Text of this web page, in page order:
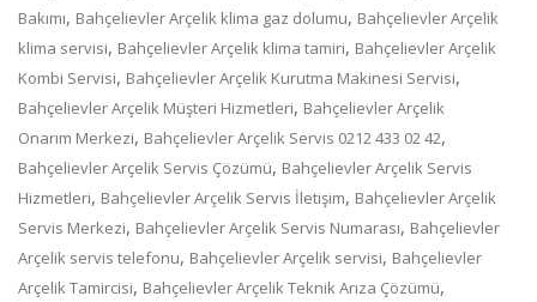
Bakımı, Bahçelievler Arçelik klima gaz dolumu, Bahçelievler Arçelik
klima servisi, Bahçelievler Arçelik klima tamiri, Bahçelievler Arçelik
Kombi Servisi, Bahçelievler Arçelik Kurutma Makinesi Servisi,
Bahçelievler Arçelik Müşteri Hizmetleri, Bahçelievler Arçelik
Onarım Merkezi, Bahçelievler Arçelik Servis 0212 433 02 42,
Bahçelievler Arçelik Servis Çözümü, Bahçelievler Arçelik Servis
Hizmetleri, Bahçelievler Arçelik Servis İletişim, Bahçelievler Arçelik
Servis Merkezi, Bahçelievler Arçelik Servis Numarası, Bahçelievler
Arçelik servis telefonu, Bahçelievler Arçelik servisi, Bahçelievler
Arçelik Tamircisi, Bahçelievler Arçelik Teknik Arıza Çözümü,